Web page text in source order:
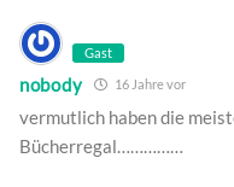
Gast
nobody 16 Jahre vor
vermutlich haben die
Bücherregal……………